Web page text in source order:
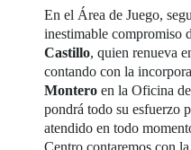
En el Área de Juego,
inestimable compromiso
Castillo, quien renueva
contando con la
Montero en la Oficina
pondrá todo su esfuerzo
atendido en todo
Centro contaremos con